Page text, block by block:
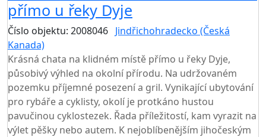
přímo u řeky Dyje
Číslo objektu: 2008046 Jindřichohradecko (Česká
Kanada)
Krásná chata na klidném místě přímo u řeky Dyje,
působivý výhled na okolní přírodu. Na udržovaném
pozemku příjemné posezení a gril. Vynikající ubytování
pro rybáře a cyklisty, okolí je protkáno hustou
pavučinou cyklostezek. Řada příležitostí, kam vyrazit na
výlet pěšky nebo autem. K nejoblíbenějším jihočeským